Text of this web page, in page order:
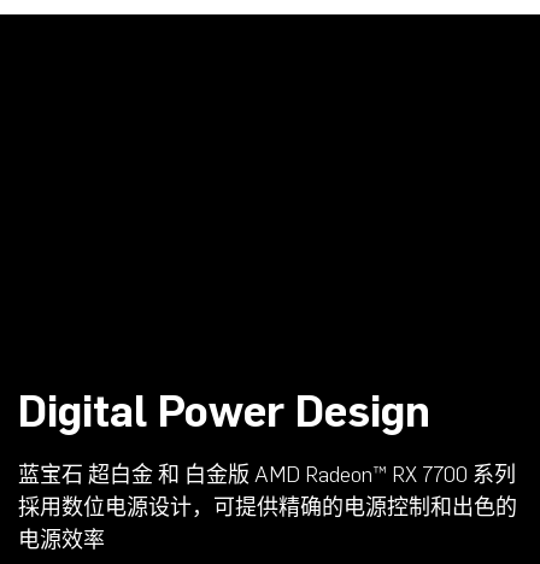
Digital Power Design
蓝宝石 超白金 和 白金版 AMD Radeon™ RX 7700 系列
採用数位电源设计，可提供精确的电源控制和出色的
电源效率